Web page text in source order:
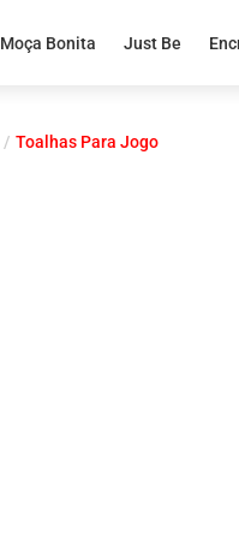
Moça Bonita Just Be
Toalhas Para Jogo